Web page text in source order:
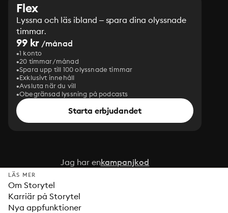
Flex
Lyssna och läs ibland – spara dina olyssnade
timmar.
99 kr /månad
1 konto
20 timmar/månad
Spara upp till 100 olyssnade timmar
Exklusivt innehåll
Avsluta när du vill
Obegränsad lyssning på podcasts
Starta erbjudandet
Jag har enkampanjkod
LÄS MER
Om Storytel
Karriär på Storytel
Nya appfunktioner